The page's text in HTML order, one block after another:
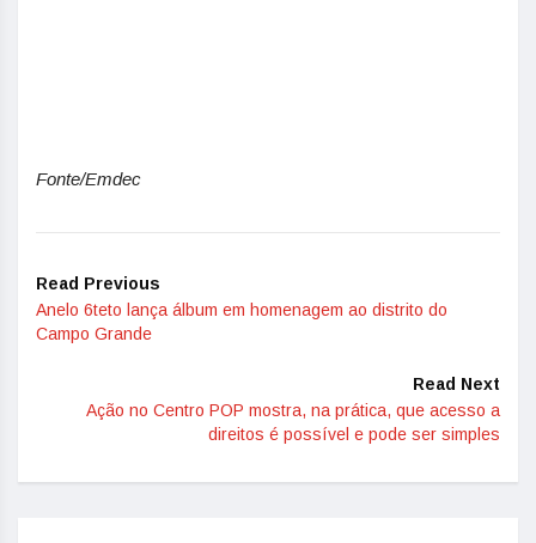
Fonte/Emdec
Read Previous
Anelo 6teto lança álbum em homenagem ao distrito do
Campo Grande
Read Next
Ação no Centro POP mostra, na prática, que acesso a
direitos é possível e pode ser simples